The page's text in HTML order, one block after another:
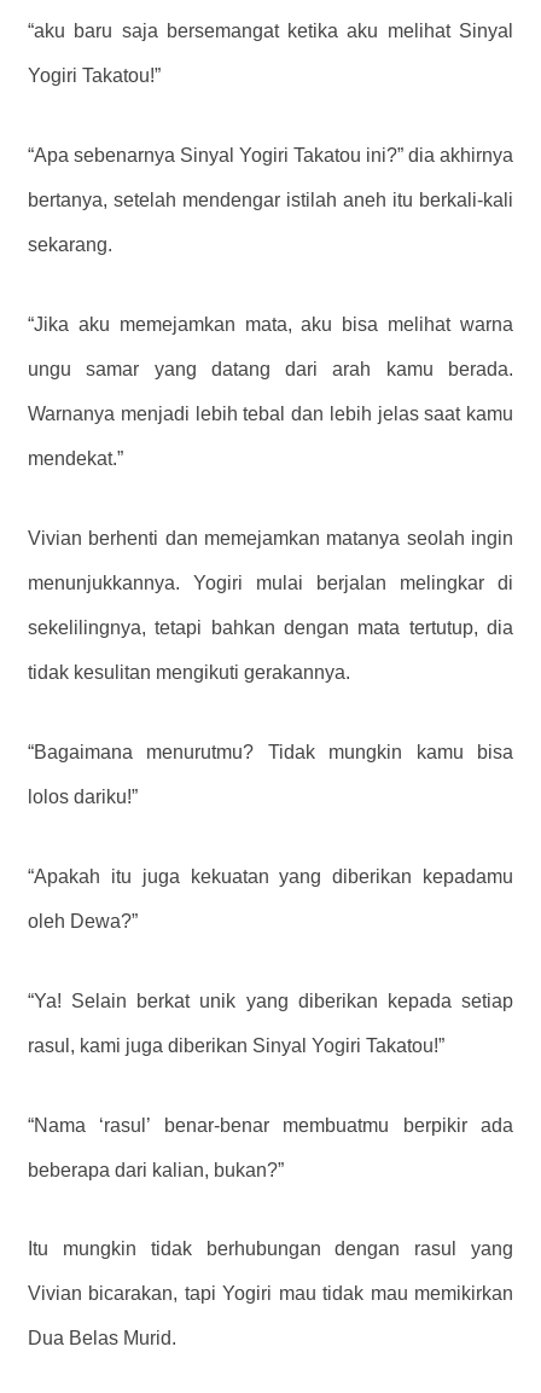
“aku baru saja bersemangat ketika aku melihat Sinyal
Yogiri Takatou!”
“Apa sebenarnya Sinyal Yogiri Takatou ini?” dia akhirnya
bertanya, setelah mendengar istilah aneh itu berkali-kali
sekarang.
“Jika aku memejamkan mata, aku bisa melihat warna
ungu samar yang datang dari arah kamu berada.
Warnanya menjadi lebih tebal dan lebih jelas saat kamu
mendekat.”
Vivian berhenti dan memejamkan matanya seolah ingin
menunjukkannya. Yogiri mulai berjalan melingkar di
sekelilingnya, tetapi bahkan dengan mata tertutup, dia
tidak kesulitan mengikuti gerakannya.
“Bagaimana menurutmu? Tidak mungkin kamu bisa
lolos dariku!”
“Apakah itu juga kekuatan yang diberikan kepadamu
oleh Dewa?”
“Ya! Selain berkat unik yang diberikan kepada setiap
rasul, kami juga diberikan Sinyal Yogiri Takatou!”
“Nama ‘rasul’ benar-benar membuatmu berpikir ada
beberapa dari kalian, bukan?”
Itu mungkin tidak berhubungan dengan rasul yang
Vivian bicarakan, tapi Yogiri mau tidak mau memikirkan
Dua Belas Murid.